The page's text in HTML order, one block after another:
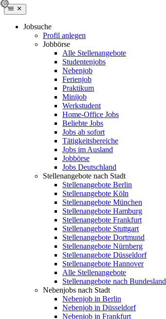
Jobsuche
Profil anlegen
Jobbörse
Alle Stellenangebote
Studentenjobs
Nebenjob
Ferienjob
Praktikum
Minijob
Werkstudent
Home-Office Jobs
Beliebte Jobs
Jobs ab sofort
Tätigkeitsbereiche
Jobs im Ausland
Jobbörse
Jobs Deutschland
Stellenangebote nach Stadt
Stellenangebote Berlin
Stellenangebote Köln
Stellenangebote München
Stellenangebote Hamburg
Stellenangebote Frankfurt
Stellenangebote Stuttgart
Stellenangebote Dortmund
Stellenangebote Nürnberg
Stellenangebote Düsseldorf
Stellenangebote Hannover
Alle Stellenangebote
Stellenangebote nach Bundesland
Nebenjobs nach Stadt
Nebenjob in Berlin
Nebenjob in Düsseldorf
Nebenjob in Frankfurt